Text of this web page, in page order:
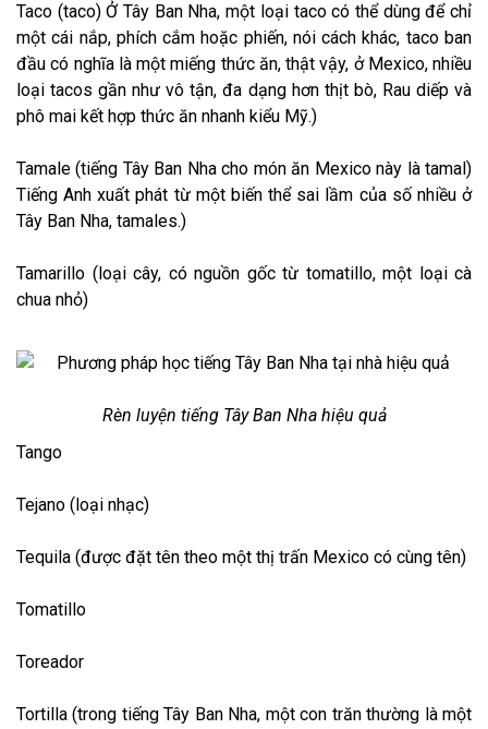
Taco (taco) Ở Tây Ban Nha, một loại taco có thể dùng để chỉ
một cái nắp, phích cắm hoặc phiến, nói cách khác, taco ban
đầu có nghĩa là một miếng thức ăn, thật vậy, ở Mexico, nhiều
loại tacos gần như vô tận, đa dạng hơn thịt bò, Rau diếp và
phô mai kết hợp thức ăn nhanh kiểu Mỹ.)
Tamale (tiếng Tây Ban Nha cho món ăn Mexico này là tamal)
Tiếng Anh xuất phát từ một biến thể sai lầm của số nhiều ở
Tây Ban Nha, tamales.)
Tamarillo (loại cây, có nguồn gốc từ tomatillo, một loại cà
chua nhỏ)
Rèn luyện tiếng Tây Ban Nha hiệu quả
Tango
Tejano (loại nhạc)
Tequila (được đặt tên theo một thị trấn Mexico có cùng tên)
Tomatillo
Toreador
Tortilla (trong tiếng Tây Ban Nha, một con trăn thường là một